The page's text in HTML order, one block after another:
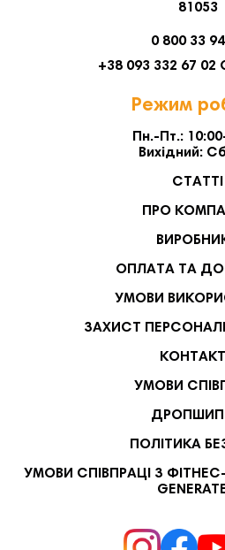
81053
0 800 33
+38 093 332 67
Режим
Пн.-Пт.:
Вихідний:
СТАТТІ
ПРО
ОПЛАТА ТА
УМОВИ
ЗАХИСТ
УМОВИ
ПОЛІТИКА
УМОВИ СПІВПРАЦІ З